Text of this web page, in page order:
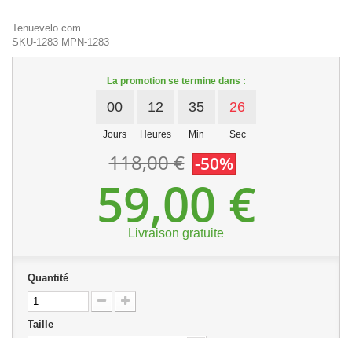
Tenuevelo.com
SKU-1283 MPN-1283
La promotion se termine dans :
00
Jours
12
Heures
35
Min
26
Sec
118,00 € -50%
59,00 €
Livraison gratuite
Quantité
Taille